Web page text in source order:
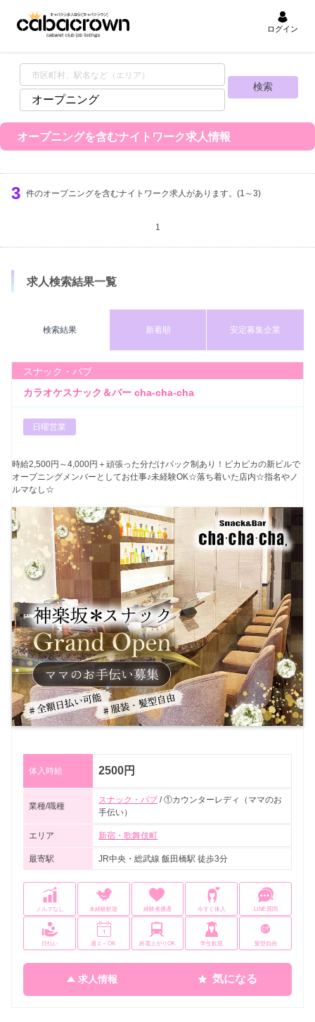
ログイン
オープニングを含むナイトワーク求人情報
3 件のオープニングを含むナイトワーク求人があります。(1～3)
1
求人検索結果一覧
検索結果 新着順 安定募集企業
スナック・パブ
カラオケスナック＆バー cha-cha-cha
日曜営業
時給2,500円～4,000円＋頑張った分だけバック制あり！ピカピカの新ビルで
オープニングメンバーとしてお仕事♪未経験OK☆落ち着いた店内☆指名やノ
ルマなし☆
体入時給 2500円
業種/職種
スナック・パブ / ①カウンターレディ（ママのお
手伝い）
エリア 新宿・歌舞伎町
最寄駅 JR中央・総武線 飯田橋駅 徒歩3分
ノルマなし 未経験歓迎 経験者優遇 今すぐ体入 LINE質問
日払い 週１～OK 終電上がりOK 学生歓迎 髪型自由
求人情報 気になる